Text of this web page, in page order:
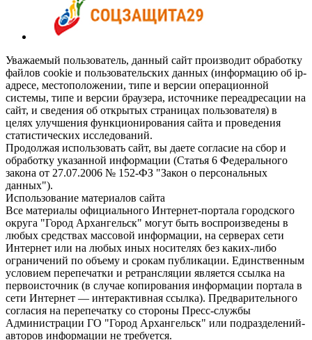
Уважаемый пользователь, данный сайт производит обработку
файлов cookie и пользовательских данных (информацию об ip-
адресе, местоположении, типе и версии операционной
системы, типе и версии браузера, источнике переадресации на
сайт, и сведения об открытых страницах пользователя) в
целях улучшения функционирования сайта и проведения
статистических исследований.
Продолжая использовать сайт, вы даете согласие на сбор и
обработку указанной информации (Статья 6 Федерального
закона от 27.07.2006 № 152-ФЗ "Закон о персональных
данных").
Использование материалов сайта
Все материалы официального Интернет-портала городского
округа "Город Архангельск" могут быть воспроизведены в
любых средствах массовой информации, на серверах сети
Интернет или на любых иных носителях без каких-либо
ограничений по объему и срокам публикации. Единственным
условием перепечатки и ретрансляции является ссылка на
первоисточник (в случае копирования информации портала в
сети Интернет — интерактивная ссылка). Предварительного
согласия на перепечатку со стороны Пресс-службы
Администрации ГО "Город Архангельск" или подразделений-
авторов информации не требуется.